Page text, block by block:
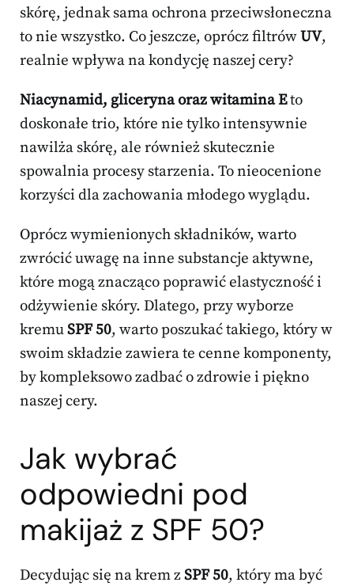
skórę, jednak sama ochrona przeciwsłoneczna
to nie wszystko. Co jeszcze, oprócz filtrówUV,
realnie wpływa na kondycję naszej cery?
Niacynamid, gliceryna oraz witamina Eto
doskonałe trio, które nie tylko intensywnie
nawilża skórę, ale również skutecznie
spowalnia procesy starzenia. To nieocenione
korzyści dla zachowania młodego wyglądu.
Oprócz wymienionych składników, warto
zwrócić uwagę na inne substancje aktywne,
które mogą znacząco poprawić elastyczność i
odżywienie skóry. Dlatego, przy wyborze
kremuSPF 50, warto poszukać takiego, który w
swoim składzie zawiera te cenne komponenty,
by kompleksowo zadbać o zdrowie i piękno
naszej cery.
Jak wybrać
odpowiedni pod
makijaż z SPF 50?
Decydując się na krem zSPF 50, który ma być